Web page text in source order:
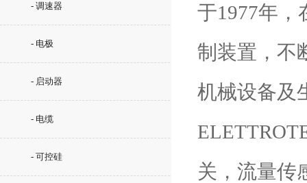
- 调速器
- 电极
- 启动器
- 电缆
- 可控硅
于1977年，
制装置，不
机械设备及
关，流量传